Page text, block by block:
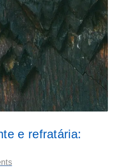
e refratária: